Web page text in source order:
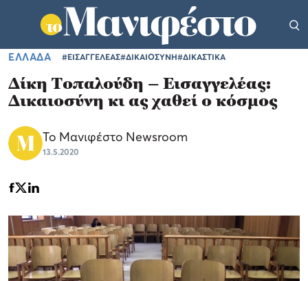
ΕΛΛΑΔΑ #ΕΙΣΑΓΓΕΛΕΑΣ#ΔΙΚΑΙΟΣΥΝΗ#ΔΙΚΑΣΤΙΚΑ
Δίκη Τοπαλούδη – Εισαγγελέας:
Δικαιοσύνη κι ας χαθεί ο κόσμος
Το Μανιφέστο Newsroom
13.5.2020